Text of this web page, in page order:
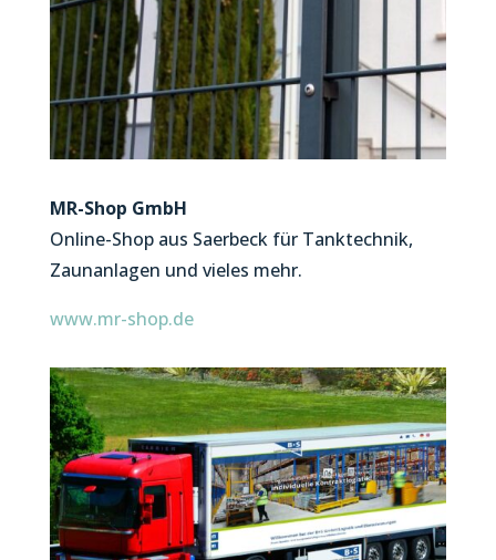
MR-Shop GmbH
Online-Shop aus Saerbeck für Tanktechnik,
Zaunanlagen und vieles mehr.
www.mr-shop.de